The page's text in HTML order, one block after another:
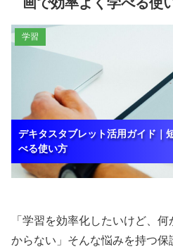
デキタスタブレット活用ガイド｜
べる使い方
デキタスタブレット活用ガイド｜
べる使い方
デキタスタブレット活用ガイド｜
べる使い方
学習
「学習を効率化したいけど、
からない」そんな悩みを持つ